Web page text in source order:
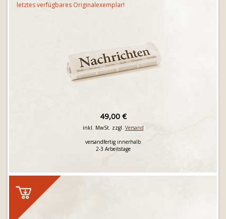
letztes verfügbares Originalexemplar!
49,00 €
inkl. MwSt. zzgl. Versand
versandfertig innerhalb
2-3 Arbeitstage